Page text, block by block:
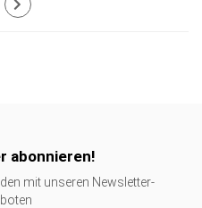
abonnieren!
mit unseren Newsletter-